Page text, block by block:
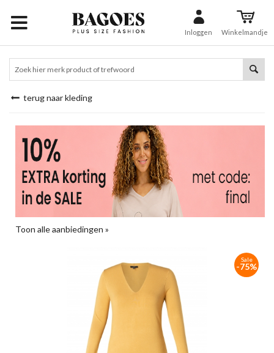
Inloggen Winkelmandje
terug naar kleding
Toon alle aanbiedingen »
Sale
-75%